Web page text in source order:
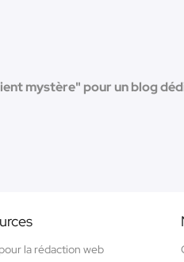
mystère" pour un blog
la rédaction web